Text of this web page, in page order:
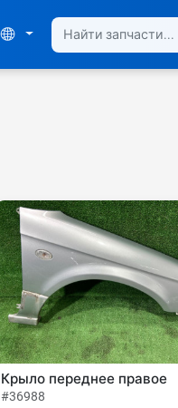
Крыло переднее правое
#36988